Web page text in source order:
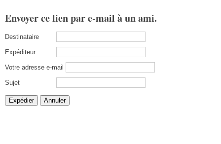
Envoyer ce lien par e-mail à un ami.
Destinataire
Expéditeur
Votre adresse e-mail
Sujet
Expédier Annuler